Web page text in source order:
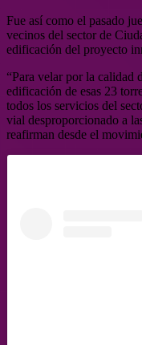
Fue así como el pasado
vecinos del sector de
edificación del proyecto
“Para velar por la calidad
edificación de esas 23
todos los servicios del
vial desproporcionado a
reafirman desde el